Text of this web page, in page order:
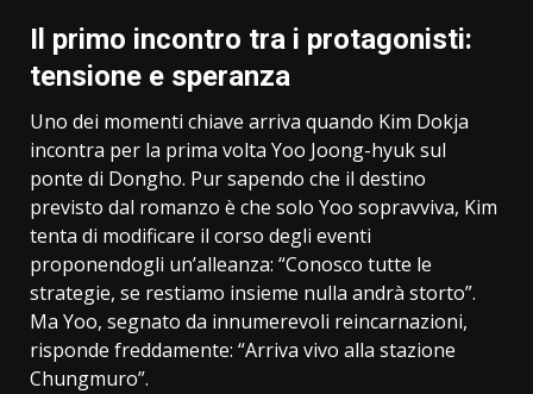
Il primo incontro tra i protagonisti:
tensione e speranza
Uno dei momenti chiave arriva quando Kim Dokja
incontra per la prima volta Yoo Joong-hyuk sul
ponte di Dongho. Pur sapendo che il destino
previsto dal romanzo è che solo Yoo sopravviva, Kim
tenta di modificare il corso degli eventi
proponendogli un’alleanza: “Conosco tutte le
strategie, se restiamo insieme nulla andrà storto”.
Ma Yoo, segnato da innumerevoli reincarnazioni,
risponde freddamente: “Arriva vivo alla stazione
Chungmuro”.